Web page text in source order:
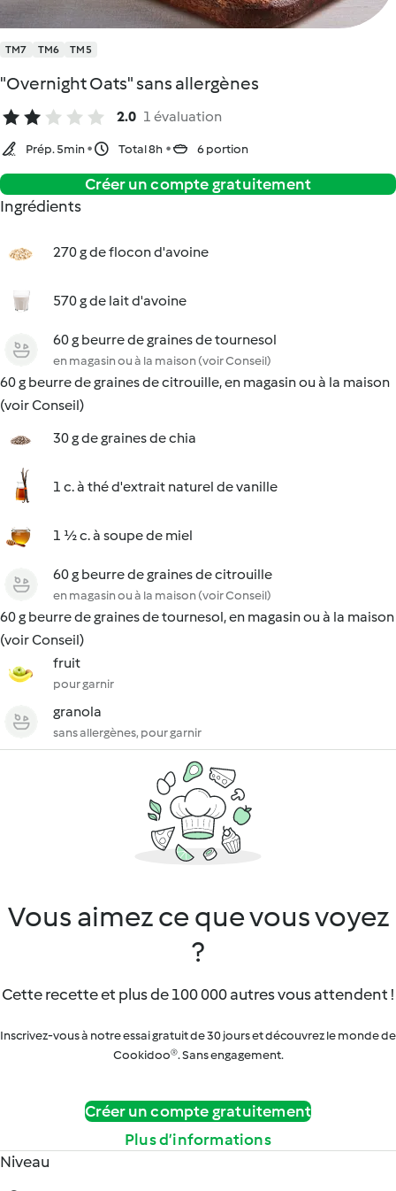
TM7 TM6 TM5
"Overnight Oats" sans allergènes
2.0 1 évaluation
Prép. 5min Total 8h 6 portion
Créer un compte gratuitement
Ingrédients
270 g de flocon d'avoine
570 g de lait d'avoine
60 g beurre de graines de tournesol
en magasin ou à la maison (voir Conseil)
60 g beurre de graines de citrouille, en magasin ou à la maison
(voir Conseil)
30 g de graines de chia
1 c. à thé d'extrait naturel de vanille
1 ½ c. à soupe de miel
60 g beurre de graines de citrouille
en magasin ou à la maison (voir Conseil)
60 g beurre de graines de tournesol, en magasin ou à la maison
(voir Conseil)
fruit
pour garnir
granola
sans allergènes, pour garnir
Vous aimez ce que vous voyez
?
Cette recette et plus de 100 000 autres vous attendent !
Inscrivez-vous à notre essai gratuit de 30 jours et découvrez le monde de
Cookidoo®. Sans engagement.
Créer un compte gratuitement
Plus d’informations
Niveau